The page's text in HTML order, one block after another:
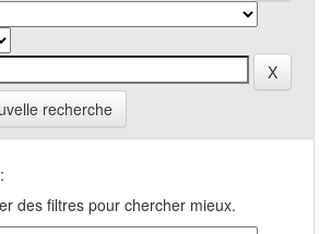
recherche
des filtres pour chercher mieux.